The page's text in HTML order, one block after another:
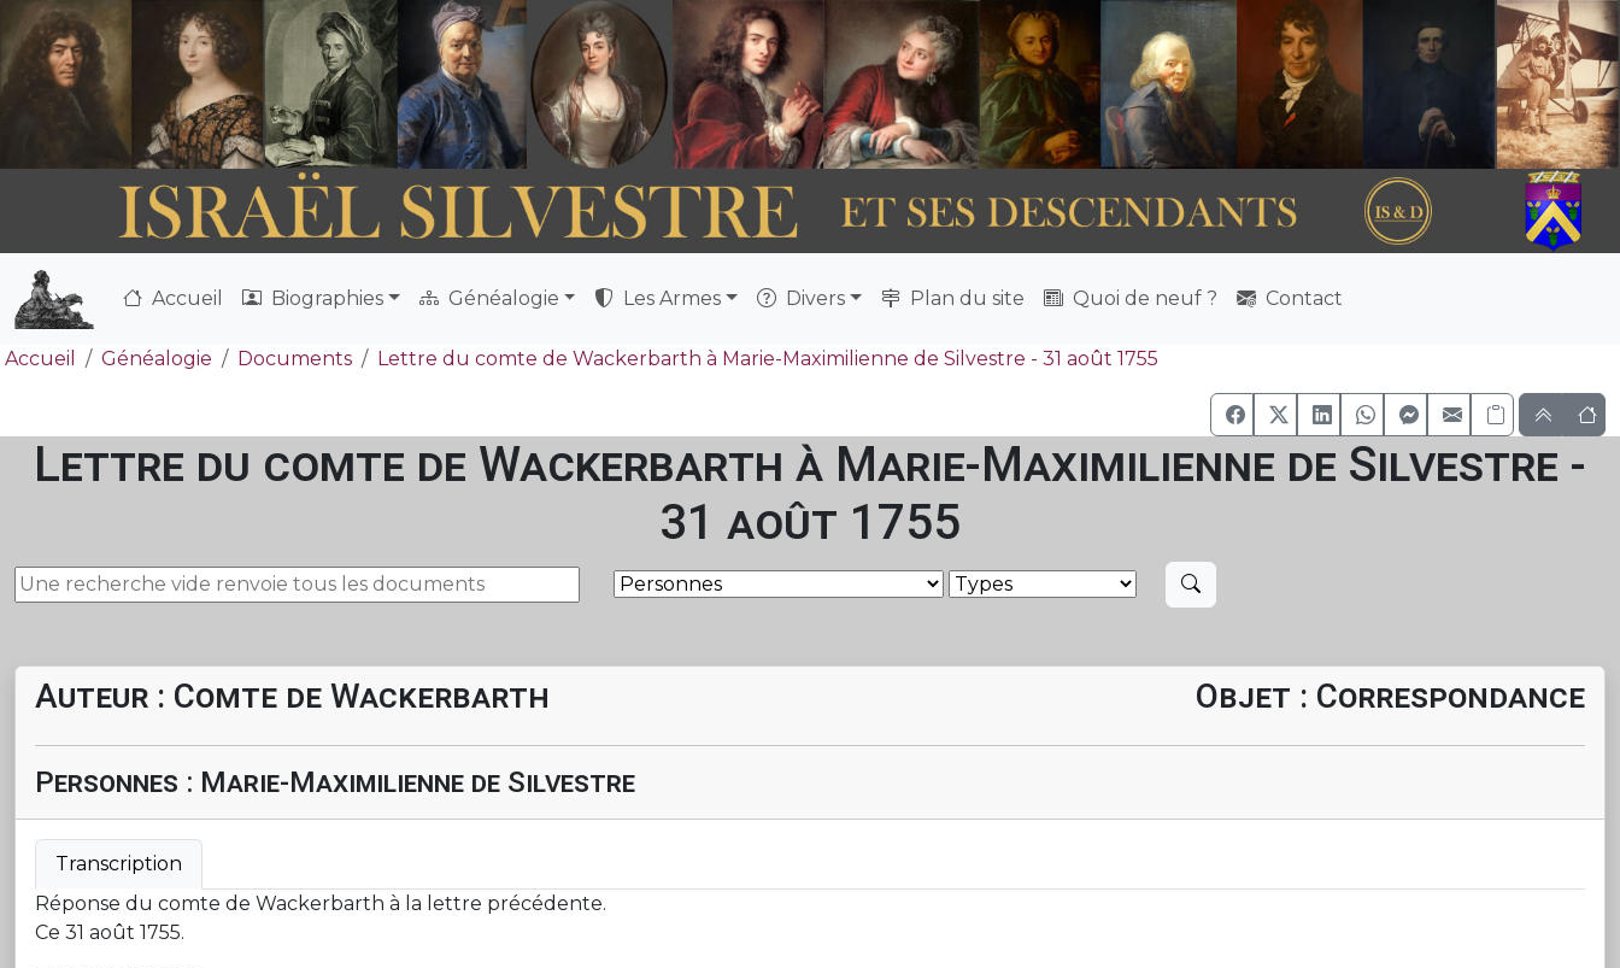
Accueil Biographies Généalogie Les Armes Divers Plan du site Quoi de neuf ? Contact
Accueil Généalogie Documents Lettre du comte de Wackerbarth à Marie-Maximilienne de Silvestre - 31 août 1755
Lettre du comte de Wackerbarth à Marie-Maximilienne de Silvestre -
31 août 1755
Auteur : Comte de Wackerbarth Objet : Correspondance
Personnes : Marie-Maximilienne de Silvestre
Transcription
Réponse du comte de Wackerbarth à la lettre précédente.
Ce 31 août 1755.